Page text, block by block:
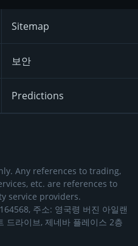
Sitemap
보안
Predictions
Any references to trading,
etc. are references to
service providers.
주소: 영국령 버진 아일랜
드라이브, 제네바 플레이스 2층